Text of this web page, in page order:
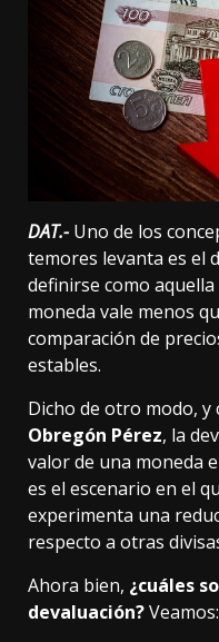
DAT.- Uno de los
temores levanta es el
definirse como
moneda vale menos
comparación de
estables.
Dicho de otro modo, y
Obregón Pérez, la
valor de una moneda
es el escenario en el
experimenta una
respecto a otras
Ahora bien, ¿cuáles
devaluación?Veamos: